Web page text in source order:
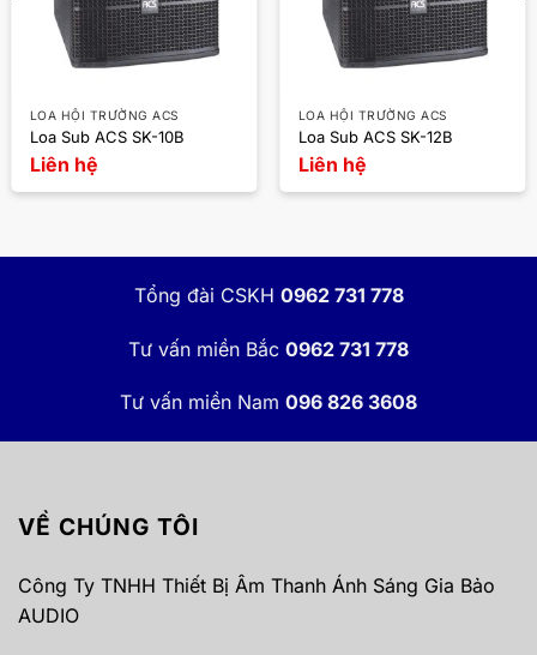
LOA HỘI TRƯỜNG ACS
Loa Sub ACS SK-10B
Liên hệ
LOA HỘI TRƯỜNG ACS
Loa Sub ACS SK-12B
Liên hệ
Tổng đài CSKH 0962 731 778
Tư vấn miền Bắc 0962 731 778
Tư vấn miền Nam 096 826 3608
VỀ CHÚNG TÔI
Công Ty TNHH Thiết Bị Âm Thanh Ánh Sáng Gia Bảo
AUDIO